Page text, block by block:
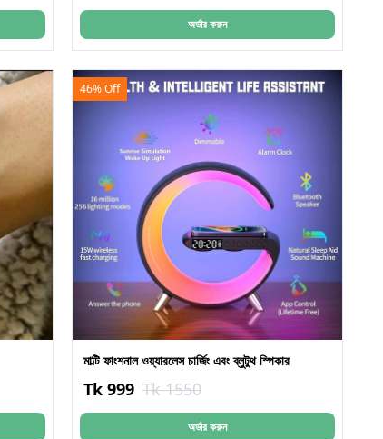
অর্ডার করুন
46% Off
মাল্টি ফাংশনাল ওয়্যারলেস চার্জিং এবং ব্লুটুথ স্পিকার
Tk 999 Tk 1550
অর্ডার করুন